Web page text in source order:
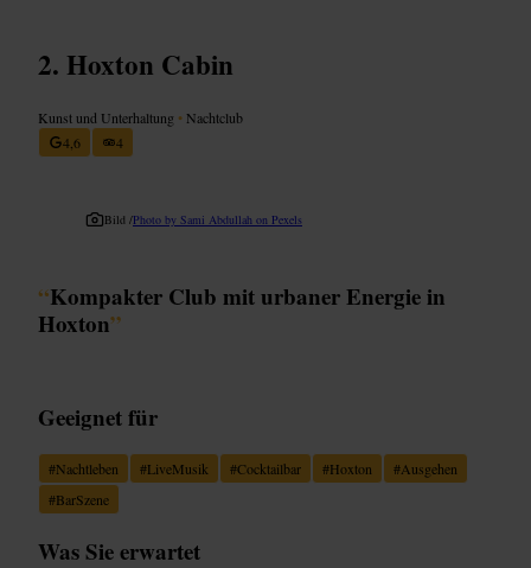
Hoxton Cabin
Kunst und Unterhaltung • Nachtclub
4,6
4
Bild /Photo by Sami Abdullah on Pexels
“Kompakter Club mit urbaner Energie in
Hoxton”
Geeignet für
#Nachtleben #LiveMusik #Cocktailbar #Hoxton #Ausgehen
#BarSzene
Was Sie erwartet